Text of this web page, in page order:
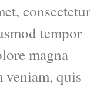
consectetur
tempor
magna
veniam, quis